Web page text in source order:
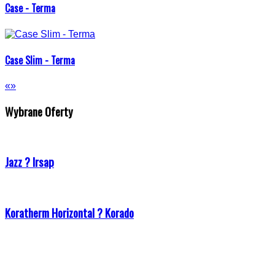
Case - Terma
Case Slim - Terma
«»
Wybrane Oferty
Jazz ? Irsap
Koratherm Horizontal ? Korado